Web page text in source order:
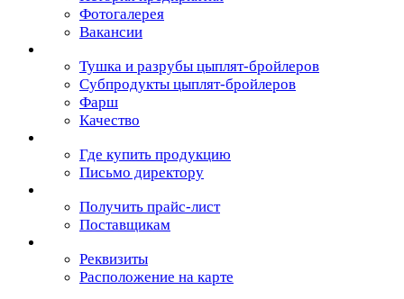
Фотогалерея
Вакансии
Тушка и разрубы цыплят-бройлеров
Субпродукты цыплят-бройлеров
Фарш
Качество
Где купить продукцию
Письмо директору
Получить прайс-лист
Поставщикам
Реквизиты
Расположение на карте